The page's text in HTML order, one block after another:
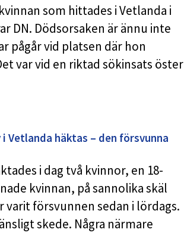
som hittades i Vetlanda i
DN. Dödsorsaken är ännu inte
pågår vid platsen där hon
var vid en riktad sökinsats öster
Vetlanda häktas – den försvunna
i dag två kvinnor, en 18-
kvinnan, på sannolika skäl
varit försvunnen sedan i lördags.
skede. Några närmare